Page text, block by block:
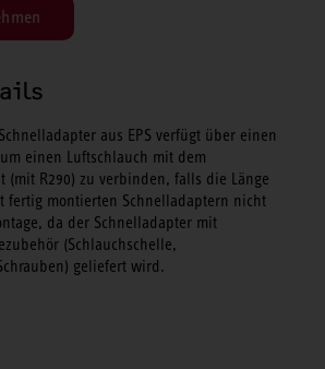
aus EPS verfügt über einen
einen Luftschlauch mit dem
(mit R290) zu verbinden, falls die Länge
fertig montierten Schnelladaptern nicht
da der Schnelladapter mit
(Schlauchschelle,
geliefert wird.